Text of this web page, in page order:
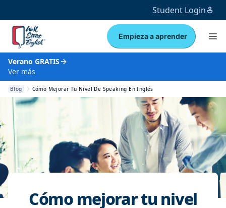
Student Login
Empieza a aprender
Verano GRATIS
Ver más
Blog Cómo Mejorar Tu Nivel De Speaking En Inglés
Cómo mejorar tu nivel